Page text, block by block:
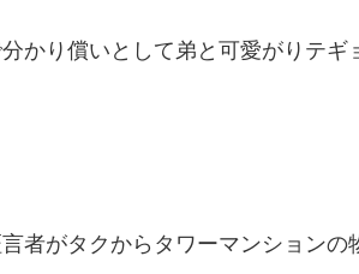
かり償いとして弟と可愛がりテギ
者がタクからタワーマンションの